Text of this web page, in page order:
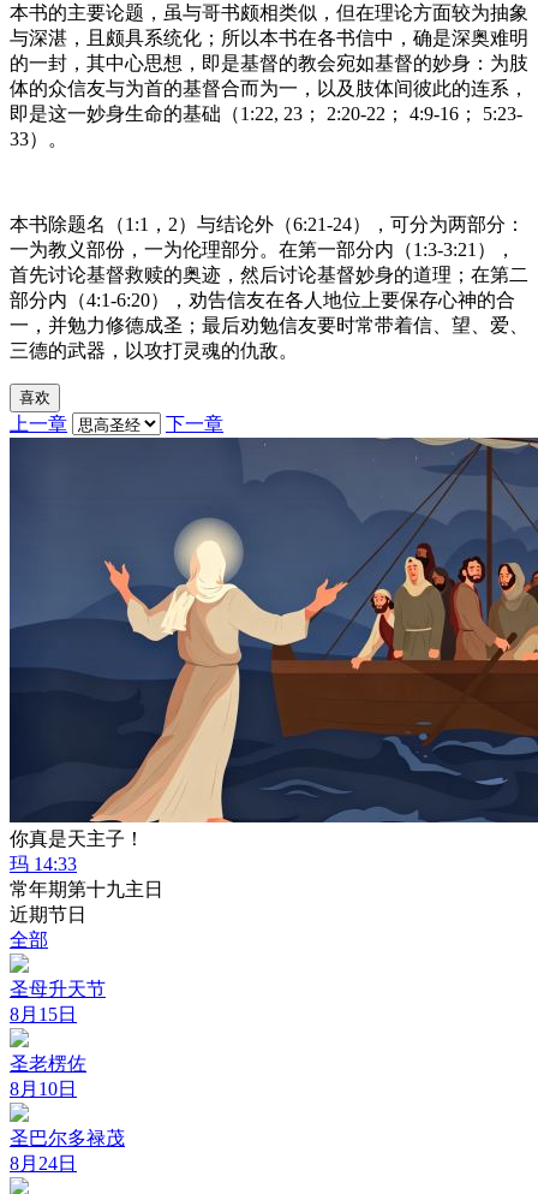
本书的主要论题，虽与哥书颇相类似，但在理论方面较为抽象
与深湛，且颇具系统化；所以本书在各书信中，确是深奥难明
的一封，其中心思想，即是基督的教会宛如基督的妙身：为肢
体的众信友与为首的基督合而为一，以及肢体间彼此的连系，
即是这一妙身生命的基础（1:22, 23； 2:20-22； 4:9-16； 5:23-
33）。
本书除题名（1:1，2）与结论外（6:21-24），可分为两部分：
一为教义部份，一为伦理部分。在第一部分内（1:3-3:21），
首先讨论基督救赎的奥迹，然后讨论基督妙身的道理；在第二
部分内（4:1-6:20），劝告信友在各人地位上要保存心神的合
一，并勉力修德成圣；最后劝勉信友要时常带着信、望、爱、
三德的武器，以攻打灵魂的仇敌。
喜欢
上一章 下一章
你真是天主子！
玛 14:33
常年期第十九主日
近期节日
全部
圣母升天节
8月15日
圣老楞佐
8月10日
圣巴尔多禄茂
8月24日